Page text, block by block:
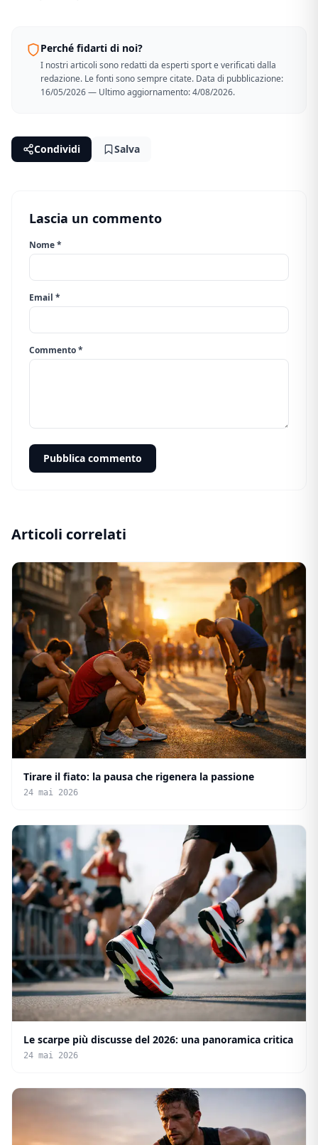
Perché fidarti di noi?
I nostri articoli sono redatti da esperti sport e verificati dalla
redazione. Le fonti sono sempre citate. Data di pubblicazione:
16/05/2026 — Ultimo aggiornamento: 4/08/2026.
Condividi Salva
Lascia un commento
Nome *
Email *
Commento *
Pubblica commento
Articoli correlati
Tirare il fiato: la pausa che rigenera la passione
24 mai 2026
Le scarpe più discusse del 2026: una panoramica critica
24 mai 2026